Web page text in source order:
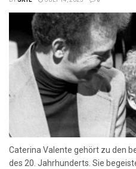
Caterina Valente gehört zu den
des 20. Jahrhunderts. Sie